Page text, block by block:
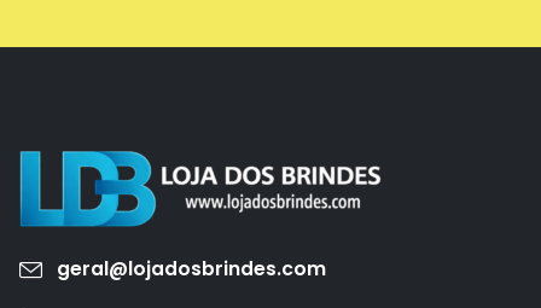
geral@lojadosbrindes.com